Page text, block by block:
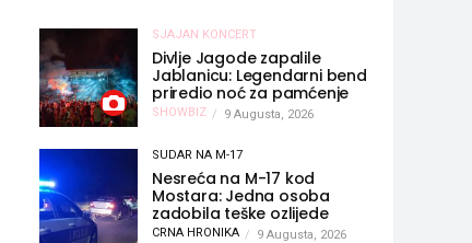
SJAJAN KONCERT
Divlje Jagode zapalile
Jablanicu: Legendarni bend
priredio noć za pamćenje
SHOWBIZ 9 Augusta, 2026
SUDAR NA M-17
Nesreća na M-17 kod
Mostara: Jedna osoba
zadobila teške ozlijede
CRNA HRONIKA 9 Augusta, 2026